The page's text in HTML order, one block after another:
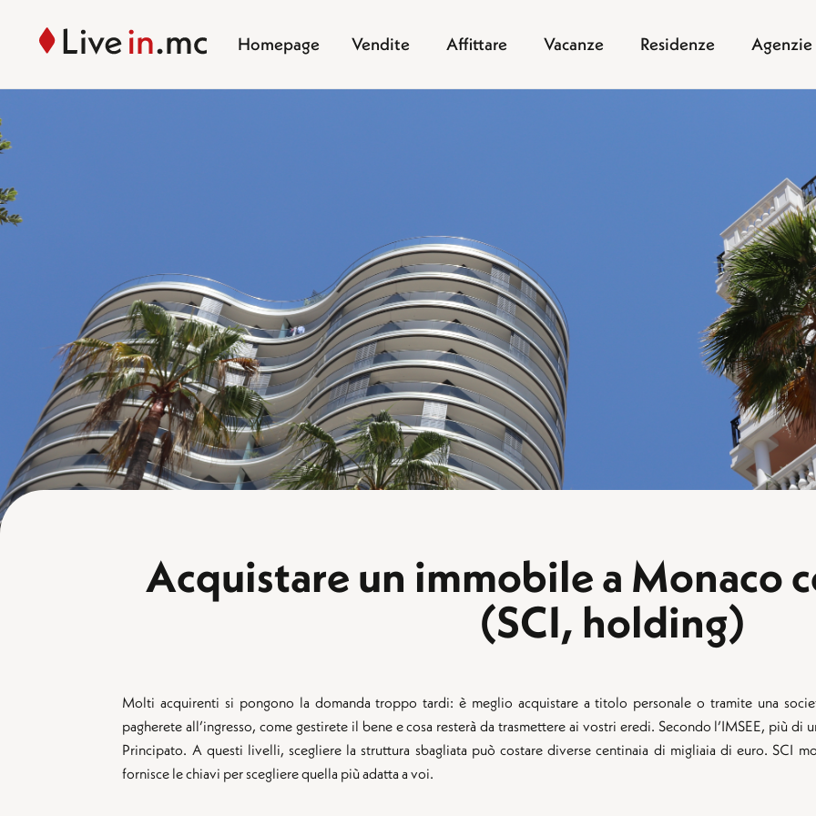
Homepage Vendite Affittare Vacanze Residenze Agenzie
Acquistare un immobile a Monaco
(SCI, holding)
Molti acquirenti si pongono la domanda troppo tardi: è meglio acquistare a titolo personale o tramite una
pagherete all’ingresso, come gestirete il bene e cosa resterà da trasmettere ai vostri eredi. Secondo l’IMSEE, più
Principato. A questi livelli, scegliere la struttura sbagliata può costare diverse centinaia di migliaia di euro. SCI
fornisce le chiavi per scegliere quella più adatta a voi.